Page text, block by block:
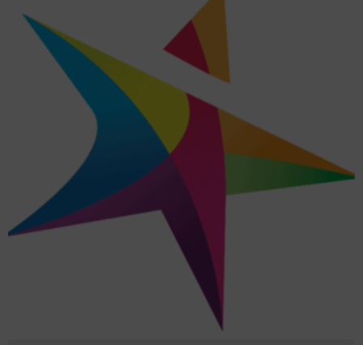
הרצאות